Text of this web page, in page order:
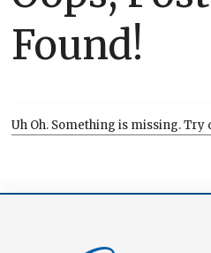
Found!
Uh Oh. Something is missing.